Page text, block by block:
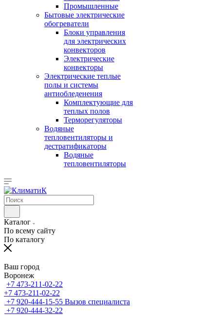
Промышленные
Бытовые электрические
обогреватели
Блоки управления
для электрических
конвекторов
Электрические
конвекторы
Электрические теплые
полы и системы
антиобледенения
Комплектующие для
теплых полов
Терморегуляторы
Водяные
тепловентиляторы и
дестратификаторы
Водяные
тепловентиляторы
Каталог
По всему сайту
По каталогу
Ваш город
Воронеж
+7 473-211-02-22
+7 473-211-02-22
+7 920-444-15-55 Вызов специалиста
+7 920-444-32-22